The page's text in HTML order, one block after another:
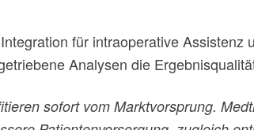
für intraoperative Assistenz
Analysen die
sofort vom Marktvorsprung.